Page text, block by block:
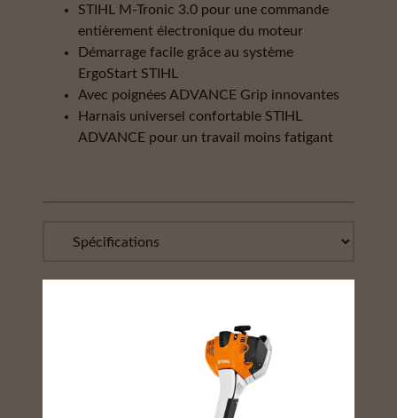
STIHL M-Tronic 3.0 pour une commande
entièrement électronique du moteur
Démarrage facile grâce au système
ErgoStart STIHL
Avec poignées ADVANCE Grip innovantes
Harnais universel confortable STIHL
ADVANCE pour un travail moins fatigant